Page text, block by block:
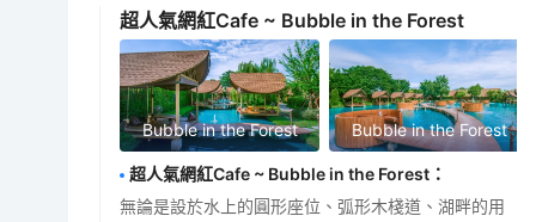
超人氣網紅Cafe ~ Bubble in the Forest
Bubble in the Forest Bubble in the Forest
超人氣網紅Cafe ~ Bubble in the Forest ：
無論是設於水上的圓形座位、弧形木棧道、湖畔的用